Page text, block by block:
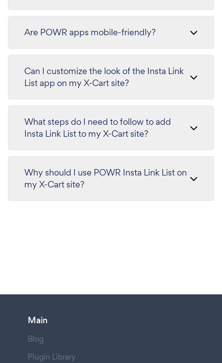
Are POWR apps mobile-friendly?
Can I customize the look of the Insta Link
List app on my X-Cart site?
What steps do I need to follow to add
Insta Link List to my X-Cart site?
Why should I use POWR Insta Link List on
my X-Cart site?
Main
Blog
Plugin Library